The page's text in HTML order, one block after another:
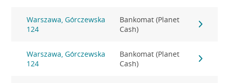
Warszawa, Górczewska
124
Bankomat (Planet
Cash)
Warszawa, Górczewska
124
Bankomat (Planet
Cash)